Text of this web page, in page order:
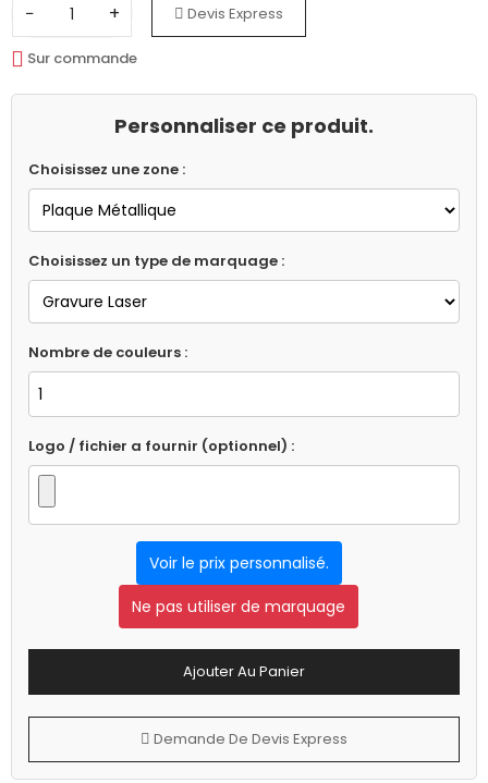
− + Devis Express
Sur commande
Personnaliser ce produit.
Choisissez une zone :
Choisissez un type de marquage :
Nombre de couleurs :
Logo / fichier a fournir (optionnel) :
Voir le prix personnalisé.
Ne pas utiliser de marquage
Ajouter Au Panier
Demande De Devis Express